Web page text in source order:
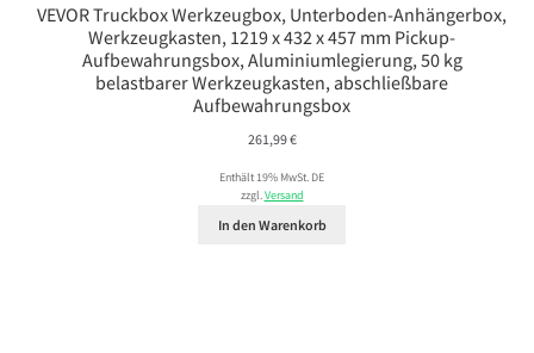
VEVOR Truckbox Werkzeugbox, Unterboden-Anhängerbox,
Werkzeugkasten, 1219 x 432 x 457 mm Pickup-
Aufbewahrungsbox, Aluminiumlegierung, 50 kg
belastbarer Werkzeugkasten, abschließbare
Aufbewahrungsbox
261,99€
Enthält 19% MwSt. DE
zzgl.Versand
In den Warenkorb